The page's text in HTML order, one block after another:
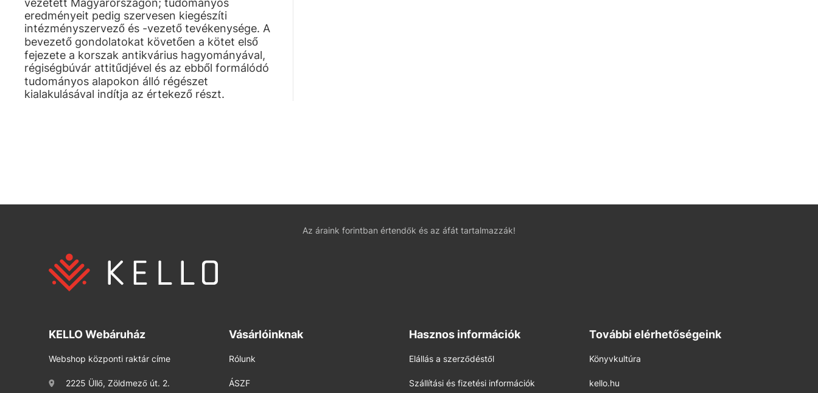
vezetett Magyarországon; tudományos
eredményeit pedig szervesen kiegészíti
intézményszervező és -vezető tevékenysége. A
bevezető gondolatokat követően a kötet első
fejezete a korszak antikvárius hagyományával,
régiségbúvár attitűdjével és az ebből formálódó
tudományos alapokon álló régészet
kialakulásával indítja az értekező részt.
Az áraink forintban értendők és az áfát tartalmazzák!
KELLO Webáruház
Webshop központi raktár címe
2225 Üllő, Zöldmező út. 2.
Vásárlóinknak
Rólunk
ÁSZF
Hasznos információk
Elállás a szerződéstől
Szállítási és fizetési információk
További elérhetőségeink
Könyvkultúra
kello.hu